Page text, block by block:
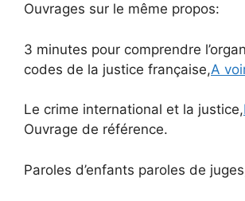
Ouvrages sur le même propos:
3 minutes pour comprendre
codes de la justice française,A
Le crime international et la justice,
Ouvrage de référence.
Paroles d’enfants paroles de